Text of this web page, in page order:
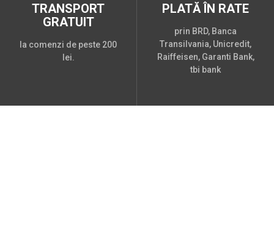
TRANSPORT
GRATUIT
la comenzi de peste 200
lei.
PLATĂ ÎN RATE
prin BRD, Banca
Transilvania, Unicredit,
Raiffeisen, Garanti Bank,
tbi bank